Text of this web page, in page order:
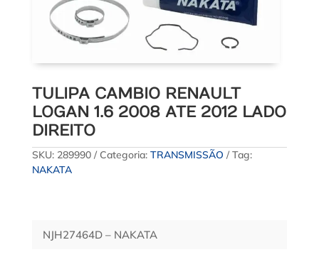
TULIPA CAMBIO RENAULT
LOGAN 1.6 2008 ATE 2012 LADO
DIREITO
SKU: 289990 Categoria: TRANSMISSÃO
Tag:
NAKATA
NJH27464D – NAKATA